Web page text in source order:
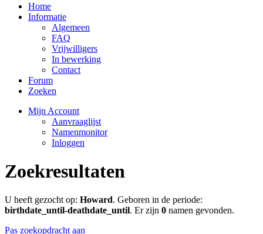
Home
Informatie
Algemeen
FAQ
Vrijwilligers
In bewerking
Contact
Forum
Zoeken
Mijn Account
Aanvraaglijst
Namenmonitor
Inloggen
Zoekresultaten
U heeft gezocht op: Howard. Geboren in de periode:
birthdate_until-deathdate_until. Er zijn 0 namen gevonden.
Pas zoekopdracht aan